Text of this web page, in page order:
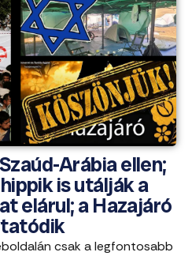
Arábia ellen;
is utálják a
elárul; a Hazajáró
csak a legfontosabb